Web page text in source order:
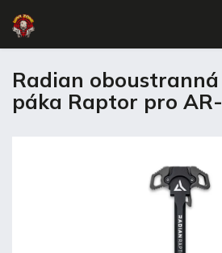
Radian
páka Raptor pro